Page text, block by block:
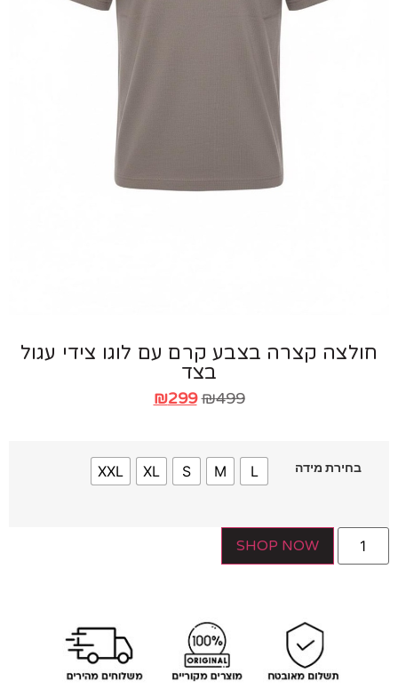
קצרה בצבע קרם עם לוגו צידי עגול
בצד
₪
₪299
בחירת מידה M
S
XL
XXL
SHOP NOW